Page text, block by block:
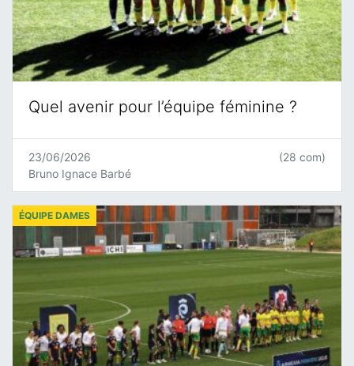
Quel avenir pour l’équipe féminine ?
23/06/2026
Bruno Ignace Barbé
(28 com)
ÉQUIPE DAMES